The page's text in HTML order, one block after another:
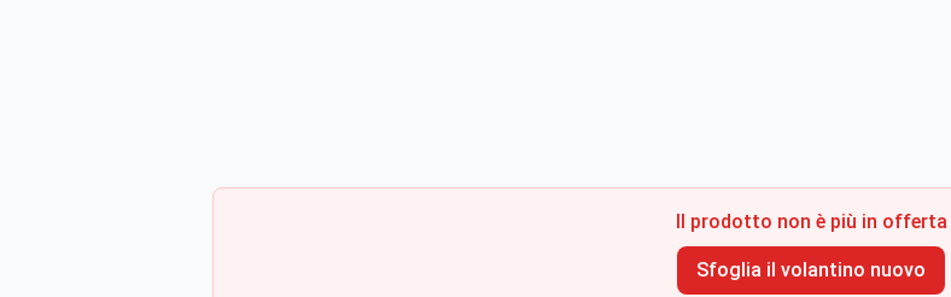
Il prodotto non è più in offerta
Sfoglia il volantino nuovo